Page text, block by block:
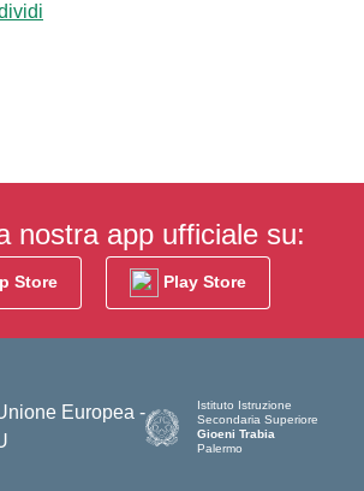
nostra app ufficiale su:
Store Play Store
Istituto Istruzione
Secondaria Superiore
Gioeni Trabia
Palermo